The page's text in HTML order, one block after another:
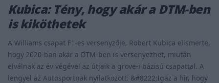
Kubica: Tény, hogy akár a DTM-ben
is kiköthetek
A Williams csapat F1-es versenyzője, Robert Kubica elismerte,
hogy 2020-ban akár a DTM-ben is versenyezhet, miután
elválnak az év végével az útjaik a grove-i bázisú csapattal. A
lengyel az Autosportnak nyilatkozott: &#8222;Igaz a hír, hogy